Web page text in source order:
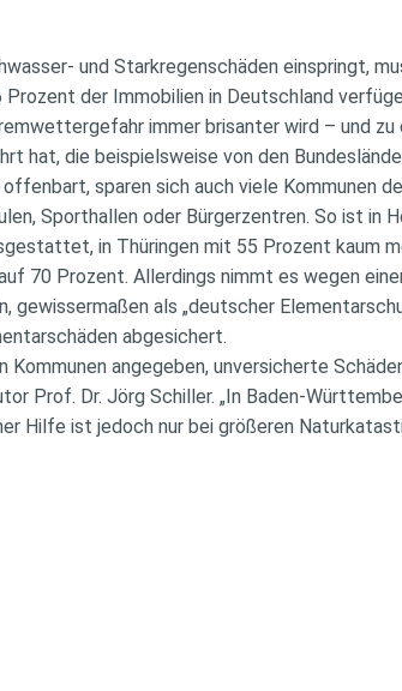
und Starkregenschäden einspringt,
der Immobilien in Deutschland
immer brisanter wird – und zu
hat, die beispielsweise von den
sparen sich auch viele Kommunen
Sporthallen oder Bürgerzentren. So ist in
in Thüringen mit 55 Prozent kaum
70 Prozent. Allerdings nimmt es wegen
gewissermaßen als „deutscher
abgesichert.
angegeben, unversicherte
Prof. Dr. Jörg Schiller. „In Baden-
Hilfe ist jedoch nur bei größeren